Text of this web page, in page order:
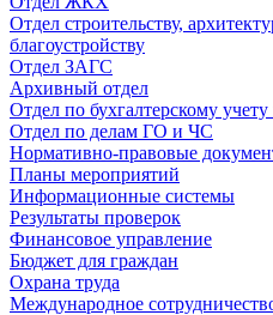
Отдел строительству,
благоустройству
Отдел ЗАГС
Архивный отдел
Отдел по бухгалтерскому учету
Отдел по делам ГО и ЧС
Нормативно-правовые
Планы мероприятий
Информационные системы
Результаты проверок
Финансовое управление
Бюджет для граждан
Охрана труда
Международное